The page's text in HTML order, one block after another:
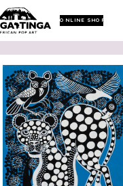
ONLINE SHOP